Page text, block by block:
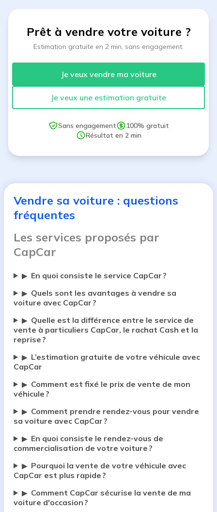
Prêt à vendre votre voiture ?
Estimation gratuite en 2 min, sans engagement.
Je veux vendre ma voiture
Je veux une estimation gratuite
Sans engagement
100% gratuit
Résultat en 2 min
Vendre sa voiture : questions
fréquentes
Les services proposés par
CapCar
▶ En quoi consiste le service CapCar ?
▶ Quels sont les avantages à vendre sa
voiture avec CapCar ?
▶ Quelle est la différence entre le service de
vente à particuliers CapCar, le rachat Cash et la
reprise ?
▶ L’estimation gratuite de votre véhicule avec
CapCar
▶ Comment est fixé le prix de vente de mon
véhicule ?
▶ Comment prendre rendez-vous pour vendre
sa voiture avec CapCar ?
▶ En quoi consiste le rendez-vous de
commercialisation de votre voiture ?
▶ Pourquoi la vente de votre véhicule avec
CapCar est plus rapide ?
▶ Comment CapCar sécurise la vente de ma
voiture d'occasion ?